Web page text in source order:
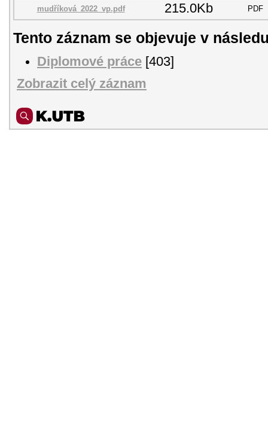
mudříková_2022_vp.pdf 215.0Kb PDF
Tento záznam se objevuje v
Diplomové práce [403]
Zobrazit celý záznam